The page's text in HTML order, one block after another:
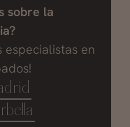
sobre la
especialistas en